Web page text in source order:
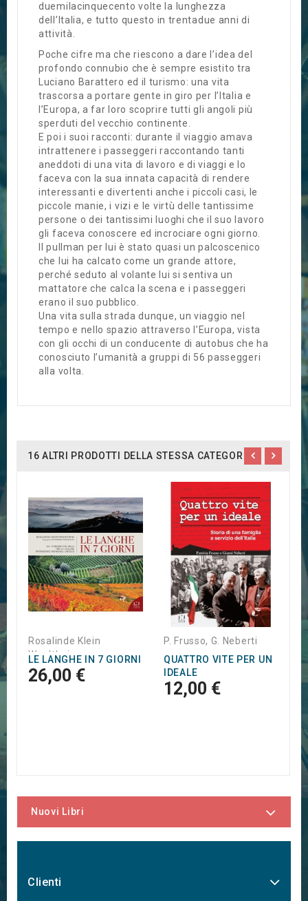
duemilacinquecento volte la lunghezza
dell’Italia, e tutto questo in trentadue anni di
attività.
Poche cifre ma che riescono a dare l’idea del
profondo connubio che è sempre esistito tra
Luciano Barattero ed il turismo: una vita
trascorsa a portare gente in giro per l’Italia e
l’Europa, a far loro scoprire tutti gli angoli più
sperduti del vecchio continente.
E poi i suoi racconti: durante il viaggio amava
intrattenere i passeggeri raccontando tanti
aneddoti di una vita di lavoro e di viaggi e lo
faceva con la sua innata capacità di rendere
interessanti e divertenti anche i piccoli casi, le
piccole manie, i vizi e le virtù delle tantissime
persone o dei tantissimi luoghi che il suo lavoro
gli faceva conoscere ed incrociare ogni giorno.
Il pullman per lui è stato quasi un palcoscenico
che lui ha calcato come un grande attore,
perché seduto al volante lui si sentiva un
mattatore che calca la scena e i passeggeri
erano il suo pubblico.
Una vita sulla strada dunque, un viaggio nel
tempo e nello spazio attraverso l’Europa, vista
con gli occhi di un conducente di autobus che ha
conosciuto l’umanità a gruppi di 56 passeggeri
alla volta.
16 ALTRI PRODOTTI DELLA STESSA CATEGORIA:
Rosalinde Klein
Woolthuis
LE LANGHE IN 7 GIORNI
26,00 €
P. Frusso, G. Neberti
QUATTRO VITE PER UN
IDEALE
12,00 €
Nuovi Libri
Clienti